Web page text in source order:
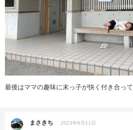
最後はママの趣味に末っ子が快く付き合っ
まさきち 2023年6月11日